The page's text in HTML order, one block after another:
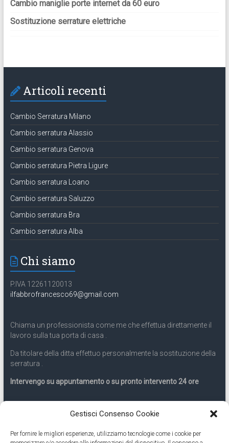
Gestisci Consenso Cookie
Per fornire le migliori esperienze, utilizziamo tecnologie come i cookie per
Cambio maniglie porte internet da 60 euro
Sostituzione serrature elettriche
Articoli recenti
Cambio Serratura Milano
Cambio serratura Alassio
Cambio serratura Genova
Cambio serratura Pietra Ligure
Cambio serratura Loano
Cambio serratura Saluzzo
Cambio serratura Bra
Cambio serratura Alba
Chi siamo
P.IVA 12261120013
ilfabbrofrancesco69@gmail.com
Chiama un professionista come me che effettua direttamente il
lavoro sulla tua porta di casa .
Da titolare della ditta effettuo personalmente la sostituzione della
serratura .
Intervengo su appuntamento o su pronto intervento 24 ore
Servizio 24 ore